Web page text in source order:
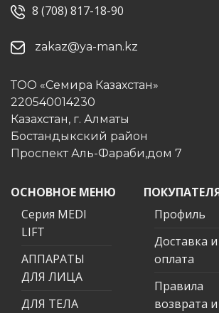
8 (708) 817-18-90
zakaz@ya-man.kz
ТОО «Семира Казахстан»
220540014230
Казахстан, г. Алматы
Бостандыкский район
Проспект Аль-Фараби,дом 7
ОСНОВНОЕ МЕНЮ
Серия MEDI
LIFT
АППАРАТЫ
ДЛЯ ЛИЦА
ДЛЯ ТЕЛА
Профиль
Доставка и
оплата
Правила
возврата и